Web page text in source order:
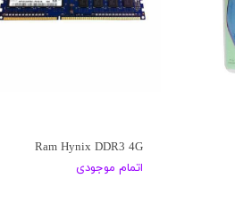
Ram Hynix DDR3 4G
اتمام موجودی